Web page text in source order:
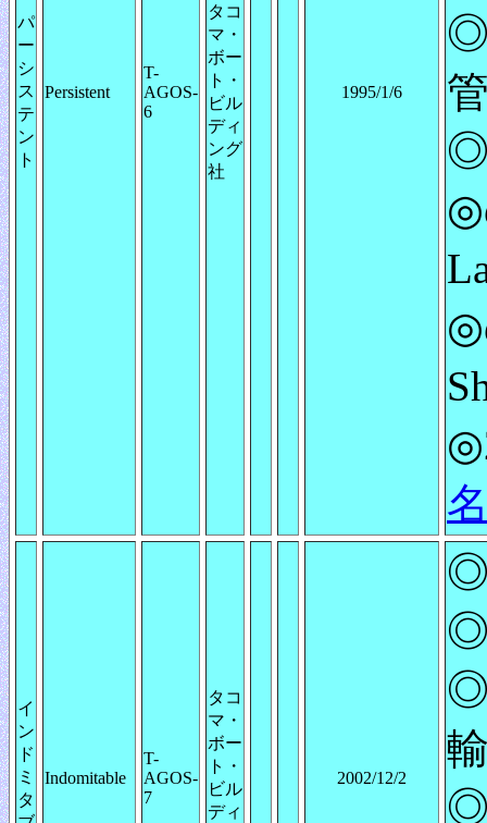
パ
ー
シ
ス
テ
ン
ト
Persistent
T-
AGOS-
6
タコ
マ・
ボー
ト・
ビル
ディ
ング
社
1995/1/6
◎
◎
◎
イ
ン
ド
ミ
タ
Indomitable
T-
AGOS-
7
タコ
マ・
ボー
ト・
ビル
ディ
2002/12/2